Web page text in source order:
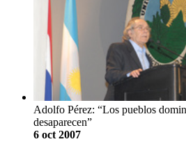
Adolfo Pérez: “Los pueblos
desaparecen”
6 oct 2007